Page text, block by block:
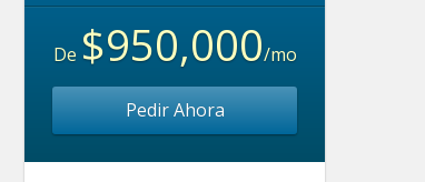
De $950,000/mo
Pedir Ahora